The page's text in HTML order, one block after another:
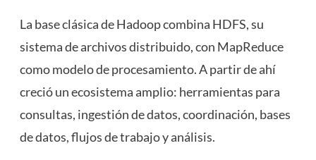
La base clásica de Hadoop combina HDFS, su
sistema de archivos distribuido, con MapReduce
como modelo de procesamiento. A partir de ahí
creció un ecosistema amplio: herramientas para
consultas, ingestión de datos, coordinación, bases
de datos, flujos de trabajo y análisis.